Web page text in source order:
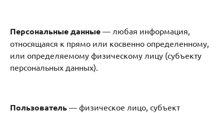
Персональные данные — любая информация,
относящаяся к прямо или косвенно определенному,
или определяемому физическому лицу (субъекту
персональных данных).
Пользователь — физическое лицо, субъект